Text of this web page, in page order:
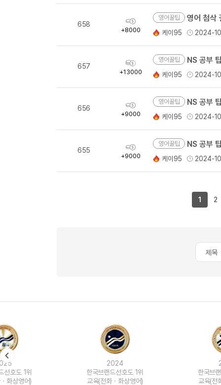
658
획
득
+8000
영어꿀팁 영어 첨
케이95 2024-
657
획
득
+13000
영어꿀팁 NS 공부
케이95 2024-
656
획
득
+9000
영어꿀팁 NS 공부
케이95 2024-
655
획
득
+9000
영어꿀팁 NS 공부
케이95 2024-
1 2
한국브랜드선호도 1위
교육(전화ㆍ화상영어)
한국브랜드선호도 1위
교육(전화ㆍ화상영어)